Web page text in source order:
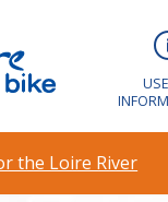
the Loire River